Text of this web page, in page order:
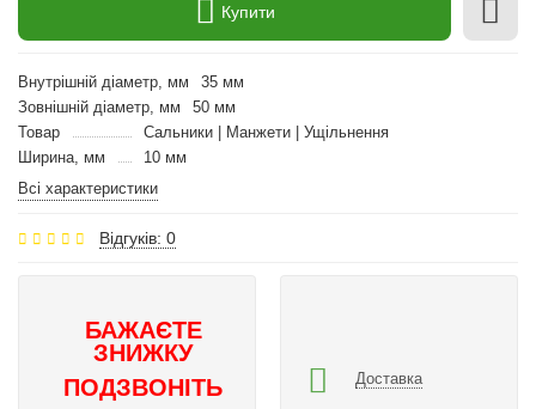
Купити
Внутрішній діаметр, мм
35 мм
Зовнішній діаметр, мм
50 мм
Товар
Сальники | Манжети | Ущільнення
Ширина, мм
10 мм
Всі характеристики
Відгуків: 0
БАЖАЄТЕ
ЗНИЖКУ
ПОДЗВОНІТЬ
Доставка